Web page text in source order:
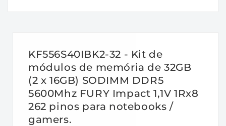
• Padrão (Plug N Play): DDR5-5600 CL40-40-
40 a 1.1V
Recursos:
• Fonte de alimentação: VDD = 1,1 V típica
• VDDQ = 1,1 V Típico
KF556S40IBK2-32 - Kit de
módulos de memória de 32GB
(2 x 16GB) SODIMM DDR5
5600Mhz FURY Impact 1,1V 1Rx8
262 pinos para notebooks /
gamers.